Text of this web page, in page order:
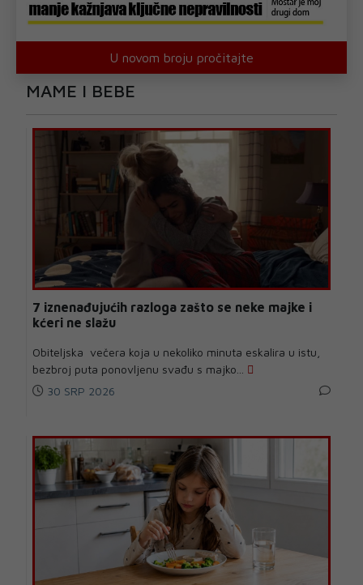
U novom broju pročitajte
MAME I BEBE
7 iznenađujućih razloga zašto se neke majke i
kćeri ne slažu
Obiteljska večera koja u nekoliko minuta eskalira u istu,
bezbroj puta ponovljenu svađu s majko...
30 SRP 2026